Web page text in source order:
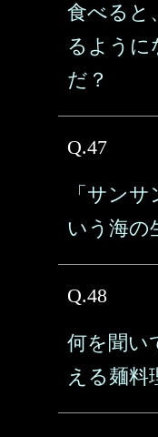
食べると
るように
だ？
Q.47
「サン
いう海の
Q.48
何を聞い
える麺料